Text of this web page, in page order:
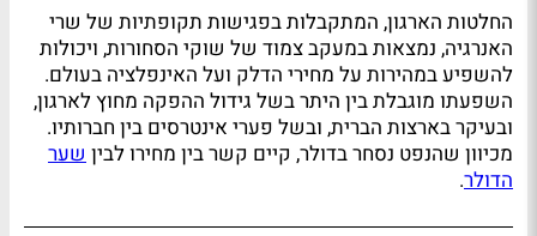
החלטות הארגון, המתקבלות בפגישות תקופתיות של שרי
האנרגיה, נמצאות במעקב צמוד של שוקי הסחורות, ויכולות
להשפיע במהירות על מחירי הדלק ועל האינפלציה בעולם.
השפעתו מוגבלת בין היתר בשל גידול ההפקה מחוץ לארגון,
ובעיקר בארצות הברית, ובשל פערי אינטרסים בין חברותיו.
מכיוון שהנפט נסחר בדולר, קיים קשר בין מחירו לביןשער
הדולר.